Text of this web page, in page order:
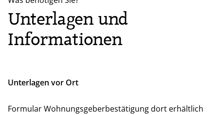
Unterlagen und
Informationen
Unterlagen vor Ort
Formular Wohnungsgeberbestätigung dort erhältlich